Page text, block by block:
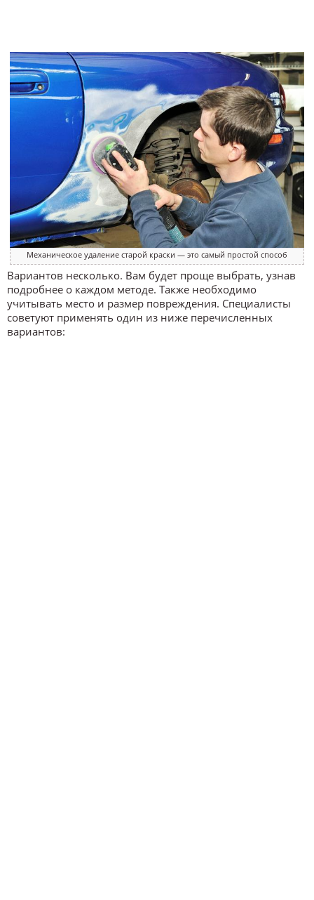
Механическое удаление старой краски — это самый простой способ
Вариантов несколько. Вам будет проще выбрать, узнав
подробнее о каждом методе. Также необходимо
учитывать место и размер повреждения. Специалисты
советуют применять один из ниже перечисленных
вариантов: